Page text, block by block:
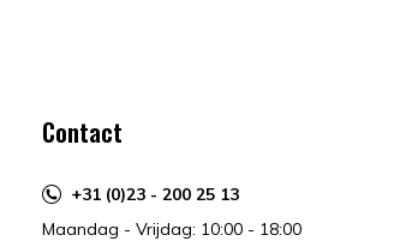
Contact
+31 (0)23 - 200 25 13
Maandag - Vrijdag: 10:00 - 18:00